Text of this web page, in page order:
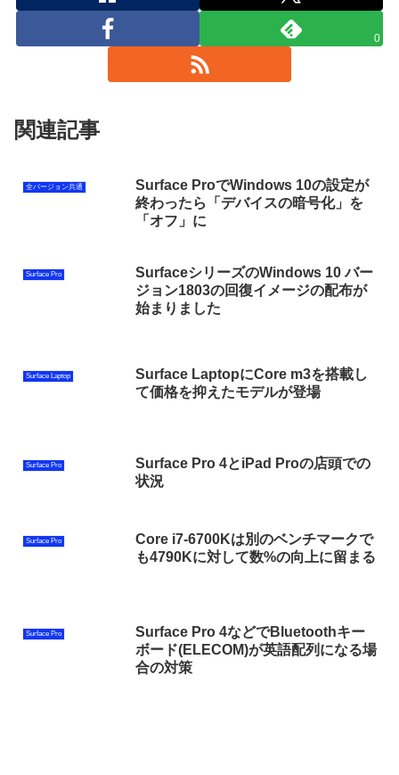
0
関連記事
全バージョン共通
Surface ProでWindows 10の設定が
終わったら「デバイスの暗号化」を
「オフ」に
Surface Pro
SurfaceシリーズのWindows 10 バー
ジョン1803の回復イメージの配布が
始まりました
Surface Laptop
Surface LaptopにCore m3を搭載し
て価格を抑えたモデルが登場
Surface Pro
Surface Pro 4とiPad Proの店頭での
状況
Surface Pro
Core i7-6700Kは別のベンチマークで
も4790Kに対して数%の向上に留まる
Surface Pro
Surface Pro 4などでBluetoothキー
ボード(ELECOM)が英語配列になる場
合の対策